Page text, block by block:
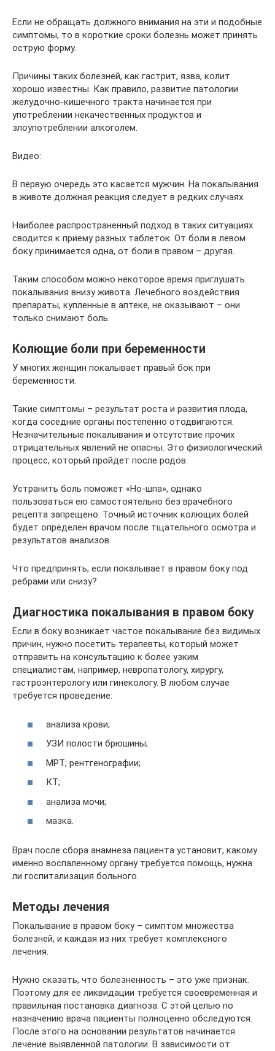
Если не обращать должного внимания на эти и подобные
симптомы, то в короткие сроки болезнь может принять
острую форму.
Причины таких болезней, как гастрит, язва, колит
хорошо известны. Как правило, развитие патологии
желудочно-кишечного тракта начинается при
употреблении некачественных продуктов и
злоупотреблении алкоголем.
Видео:
В первую очередь это касается мужчин. На покалывания
в животе должная реакция следует в редких случаях.
Наиболее распространенный подход в таких ситуациях
сводится к приему разных таблеток. От боли в левом
боку принимается одна, от боли в правом – другая.
Таким способом можно некоторое время приглушать
покалывания внизу живота. Лечебного воздействия
препараты, купленные в аптеке, не оказывают – они
только снимают боль.
Колющие боли при беременности
У многих женщин покалывает правый бок при
беременности.
Такие симптомы – результат роста и развития плода,
когда соседние органы постепенно отодвигаются.
Незначительные покалывания и отсутствие прочих
отрицательных явлений не опасны. Это физиологический
процесс, который пройдет после родов.
Устранить боль поможет «Но-шпа», однако
пользоваться ею самостоятельно без врачебного
рецепта запрещено. Точный источник колющих болей
будет определен врачом после тщательного осмотра и
результатов анализов.
Что предпринять, если покалывает в правом боку под
ребрами или снизу?
Диагностика покалывания в правом боку
Если в боку возникает частое покалывание без видимых
причин, нужно посетить терапевты, который может
отправить на консультацию к более узким
специалистам, например, невропатологу, хирургу,
гастроэнтерологу или гинекологу. В любом случае
требуется проведение:
анализа крови;
УЗИ полости брюшины;
МРТ; рентгенографии;
КТ;
анализа мочи;
мазка.
Врач после сбора анамнеза пациента установит, какому
именно воспаленному органу требуется помощь, нужна
ли госпитализация больного.
Методы лечения
Покалывание в правом боку – симптом множества
болезней, и каждая из них требует комплексного
лечения.
Нужно сказать, что болезненность – это уже признак.
Поэтому для ее ликвидации требуется своевременная и
правильная постановка диагноза. С этой целью по
назначению врача пациенты полноценно обследуются.
После этого на основании результатов начинается
лечение выявленной патологии. В зависимости от